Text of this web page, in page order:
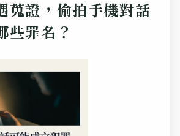
蒐證，偷拍手機對話
些罪名？